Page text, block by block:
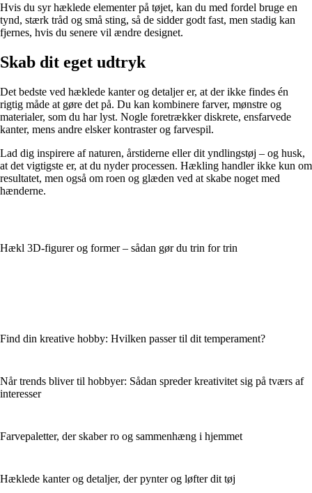
Hvis du syr hæklede elementer på tøjet, kan du med fordel bruge en
tynd, stærk tråd og små sting, så de sidder godt fast, men stadig kan
fjernes, hvis du senere vil ændre designet.
Skab dit eget udtryk
Det bedste ved hæklede kanter og detaljer er, at der ikke findes én
rigtig måde at gøre det på. Du kan kombinere farver, mønstre og
materialer, som du har lyst. Nogle foretrækker diskrete, ensfarvede
kanter, mens andre elsker kontraster og farvespil.
Lad dig inspirere af naturen, årstiderne eller dit yndlingstøj – og husk,
at det vigtigste er, at du nyder processen. Hækling handler ikke kun om
resultatet, men også om roen og glæden ved at skabe noget med
hænderne.
Hækl 3D-figurer og former – sådan gør du trin for trin
Find din kreative hobby: Hvilken passer til dit temperament?
Når trends bliver til hobbyer: Sådan spreder kreativitet sig på tværs af
interesser
Farvepaletter, der skaber ro og sammenhæng i hjemmet
Hæklede kanter og detaljer, der pynter og løfter dit tøj